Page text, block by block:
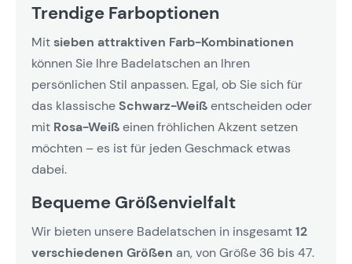
Trendige Farboptionen
Mitsieben attraktiven Farb-Kombinationen
können Sie Ihre Badelatschen an Ihren
persönlichen Stil anpassen. Egal, ob Sie sich für
das klassische Schwarz-Weißentscheiden oder
mit Rosa-Weißeinen fröhlichen Akzent setzen
möchten – es ist für jeden Geschmack etwas
dabei.
Bequeme Größenvielfalt
Wir bieten unsere Badelatschen in insgesamt12
verschiedenen Größen an, von Größe 36 bis 47.